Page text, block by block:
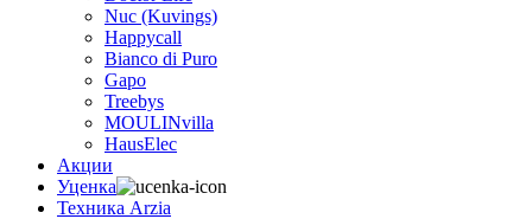
Nuc (Kuvings)
Happycall
Bianco di Puro
Gapo
Treebys
MOULINvilla
HausElec
Акции
Уценка
Техника Arzia